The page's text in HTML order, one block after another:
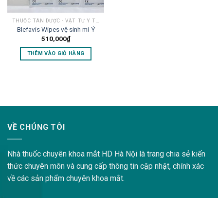
Blefavis Wipes vệ sinh mi-Ý
510,000₫
THÊM VÀO GIỎ HÀNG
VỀ CHÚNG TÔI
Nhà thuốc chuyên khoa mắt HD Hà Nội là trang chia sẻ kiến
thức chuyên môn và cung cấp thông tin cập nhật, chính xác
về các sản phẩm chuyên khoa mắt.